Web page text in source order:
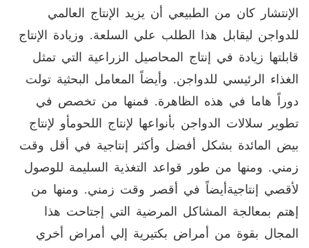
الإنتشار كان من الطبيعي أن يزيد الإنتاج العالمي
للدواجن ليقابل هذا الطلب علي السلعة. وزيادة الإنتاج
قابلتها زيادة في إنتاج المحاصيل الزراعية التي تمثل
الغذاء الرئيسي للدواجن. وأيضاً المعامل البحثية تولت
دوراً هاما في هذه الظاهرة. فمنها من تخصص في
تطوير سلالات الدواجن بأنواعها لإنتاج اللحومأو لإنتاج
بيض المائدة بشكل أفضل وأكثر إنتاجية في أقل وقت
زمني. ومنها من طور قواعد التغذية السليمة للوصول
لأقصي إنتاجيةأيضاً في أقصر وقت زمني. ومنها من
إهتم بمعالجة المشاكل المرضية التي إجتاحت هذا
المجال بقوة من أمراض بكتيرية إلي أمراض أخري